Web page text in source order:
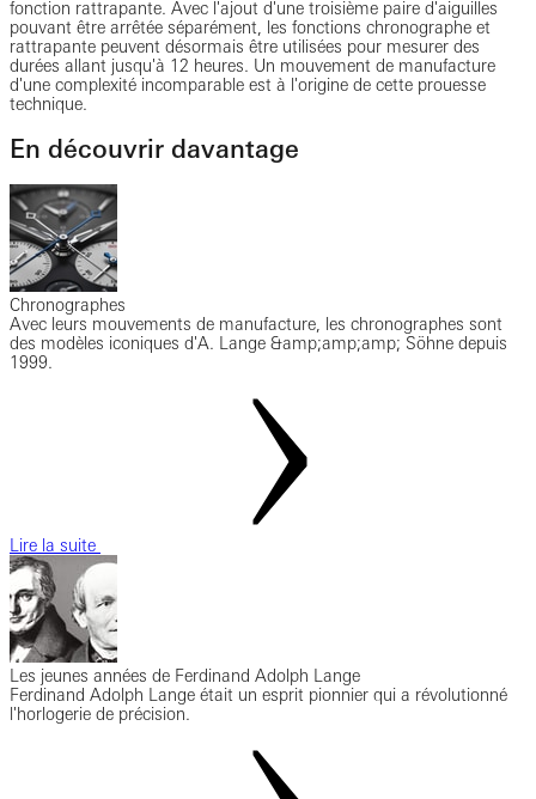
fonction rattrapante. Avec l'ajout d'une troisième paire d'aiguilles
pouvant être arrêtée séparément, les fonctions chronographe et
rattrapante peuvent désormais être utilisées pour mesurer des
durées allant jusqu'à 12 heures. Un mouvement de manufacture
d'une complexité incomparable est à l'origine de cette prouesse
technique.
En découvrir davantage
Chronographes
Avec leurs mouvements de manufacture, les chronographes sont
des modèles iconiques d'A. Lange &amp;amp;amp; Söhne depuis
1999.
Lire la suite
Les jeunes années de Ferdinand Adolph Lange
Ferdinand Adolph Lange était un esprit pionnier qui a révolutionné
l'horlogerie de précision.